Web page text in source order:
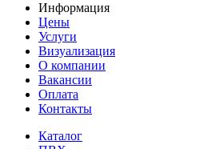
Информация
Цены
Услуги
Визуализация
О компании
Вакансии
Оплата
Контакты
Каталог